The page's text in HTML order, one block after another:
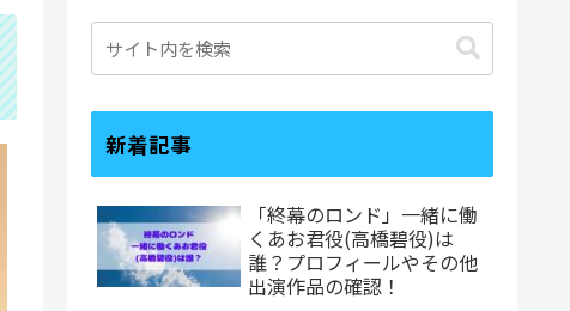
新着記事
「終幕のロンド」一緒に働
くあお君役(高橋碧役)は
誰？プロフィールやその他
出演作品の確認！